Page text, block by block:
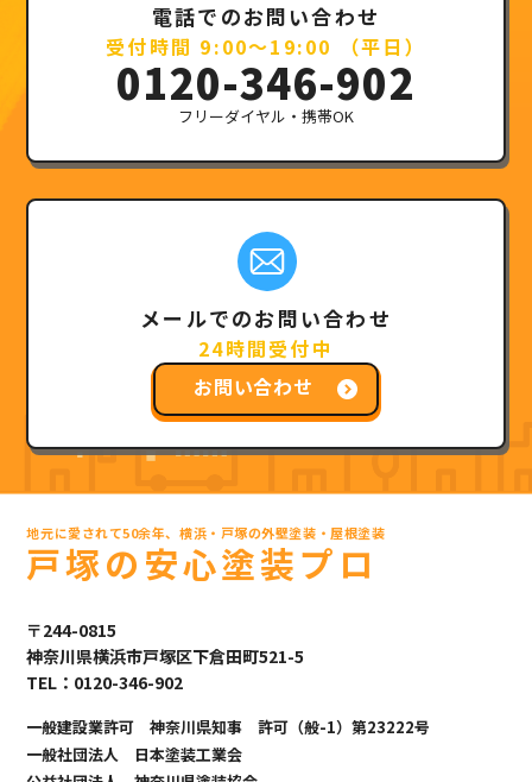
電話でのお問い合わせ
受付時間 9:00～19:00 （平日）
0120-346-902
フリーダイヤル・携帯OK
メールでのお問い合わせ
24時間受付中
お問い合わせ
地元に愛されて50余年、横浜・戸塚の外壁塗装・屋根塗装
戸塚の安心塗装プロ
〒244-0815
神奈川県横浜市戸塚区下倉田町521-5
TEL：0120-346-902
一般建設業許可 神奈川県知事 許可（般-1）第23222号
一般社団法人 日本塗装工業会